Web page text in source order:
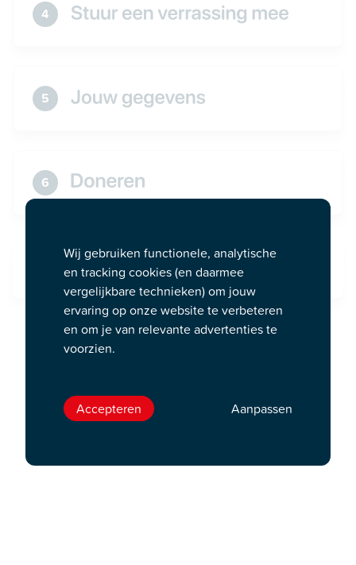
4
5
6
Wij gebruiken functionele, analytische
en tracking cookies (en daarmee
vergelijkbare technieken) om jouw
ervaring op onze website te verbeteren
en om je van relevante advertenties te
voorzien.
Accepteren Aanpassen